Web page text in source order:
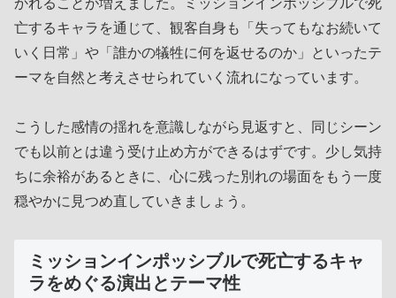
亡するキャラを通じて、観客自身も「失ってもなお続いて
いく日常」や「誰かの犠牲に何を返せるのか」といったテ
ーマを自然と考えさせられていく流れになっています。
こうした感情の揺れを意識しながら見返すと、同じシーン
でも以前とは違う受け止め方ができるはずです。少し気持
ちに余裕があるときに、心に残った別れの場面をもう一度
穏やかに見つめ直していきましょう。
ミッションインポッシブルで死亡するキャ
ラをめぐる演出とテーマ性